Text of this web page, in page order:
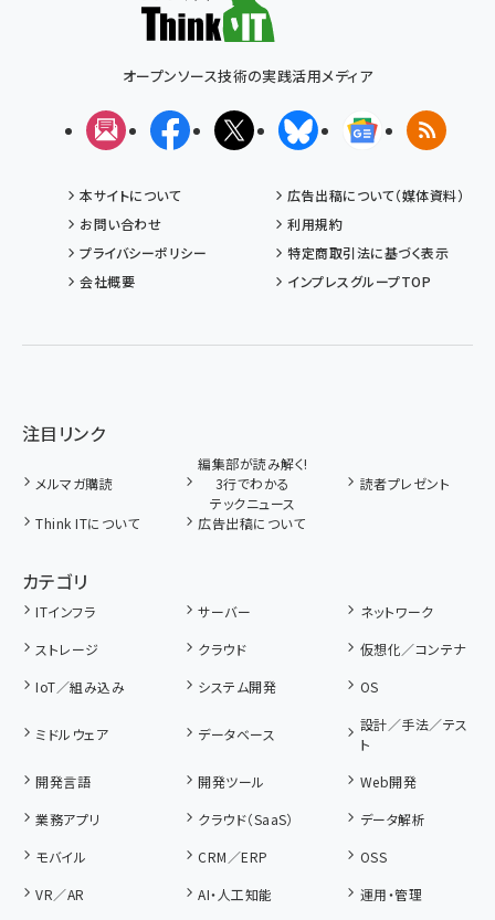
オープンソース技術の実践活用メディア
メルマガFacebookX(エックス)BlueskyGoogleニュ
RSS
本サイトについて
広告出稿について（媒体資料）
お問い合わせ
利用規約
プライバシーポリシー
特定商取引法に基づく表示
会社概要
インプレスグループTOP
注目リンク
メルマガ購読
編集部が読み解く!
3行でわかる
テックニュース
読者プレゼント
Think ITについて 広告出稿について
カテゴリ
ITインフラ サーバー
ネットワーク
ストレージ
クラウド
仮想化／コンテナ
IoT／組み込み
システム開発 OS
ミドルウェア データベース
設計／手法／テス
ト
開発言語
開発ツール
Web開発
業務アプリ
クラウド（SaaS）
データ解析
モバイル
CRM／ERP
OSS
VR／AR
AI・人工知能
運用・管理